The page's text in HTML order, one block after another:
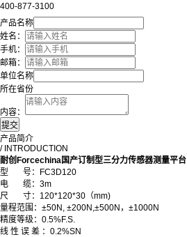
400-877-3100
产品名称
姓名：
手机：
邮箱：
单位名称
所在省份
内容：
产品简介
/ INTRODUCTION
耐创Forcechina国产订制型三分力传感器测量平台
型 号：FC3D120
电 缆：3m
尺 寸：120*120*30（mm)
量程范围：±50N, ±200N,±500N，±1000N
精度等级：0.5%F.S.
线 性 误 差 ：0.2%SN